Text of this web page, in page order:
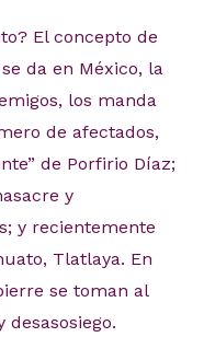
El concepto de
da en México, la
los manda
de afectados,
de Porfirio Díaz;
y
y recientemente
Tlatlaya. En
se toman al